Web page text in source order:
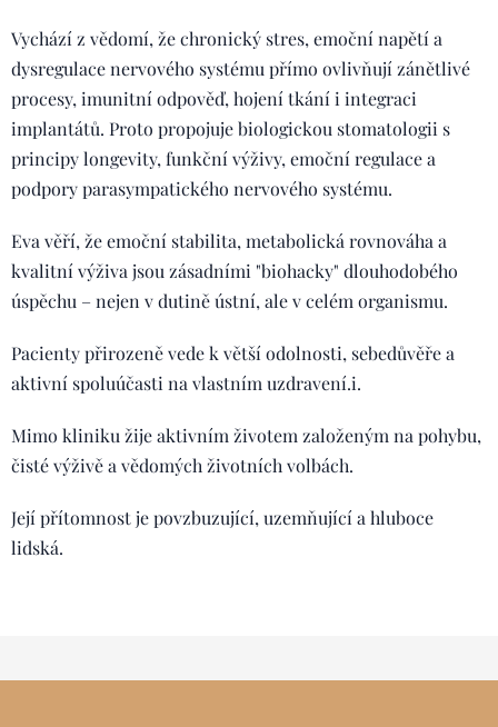
Vychází z vědomí, že chronický stres, emoční napětí a
dysregulace nervového systému přímo ovlivňují zánětlivé
procesy, imunitní odpověď, hojení tkání i integraci
implantátů. Proto propojuje biologickou stomatologii s
principy longevity, funkční výživy, emoční regulace a
podpory parasympatického nervového systému.
Eva věří, že emoční stabilita, metabolická rovnováha a
kvalitní výživa jsou zásadními "biohacky" dlouhodobého
úspěchu – nejen v dutině ústní, ale v celém organismu.
Pacienty přirozeně vede k větší odolnosti, sebedůvěře a
aktivní spoluúčasti na vlastním uzdravení.i.
Mimo kliniku žije aktivním životem založeným na pohybu,
čisté výživě a vědomých životních volbách.
Její přítomnost je povzbuzující, uzemňující a hluboce
lidská.